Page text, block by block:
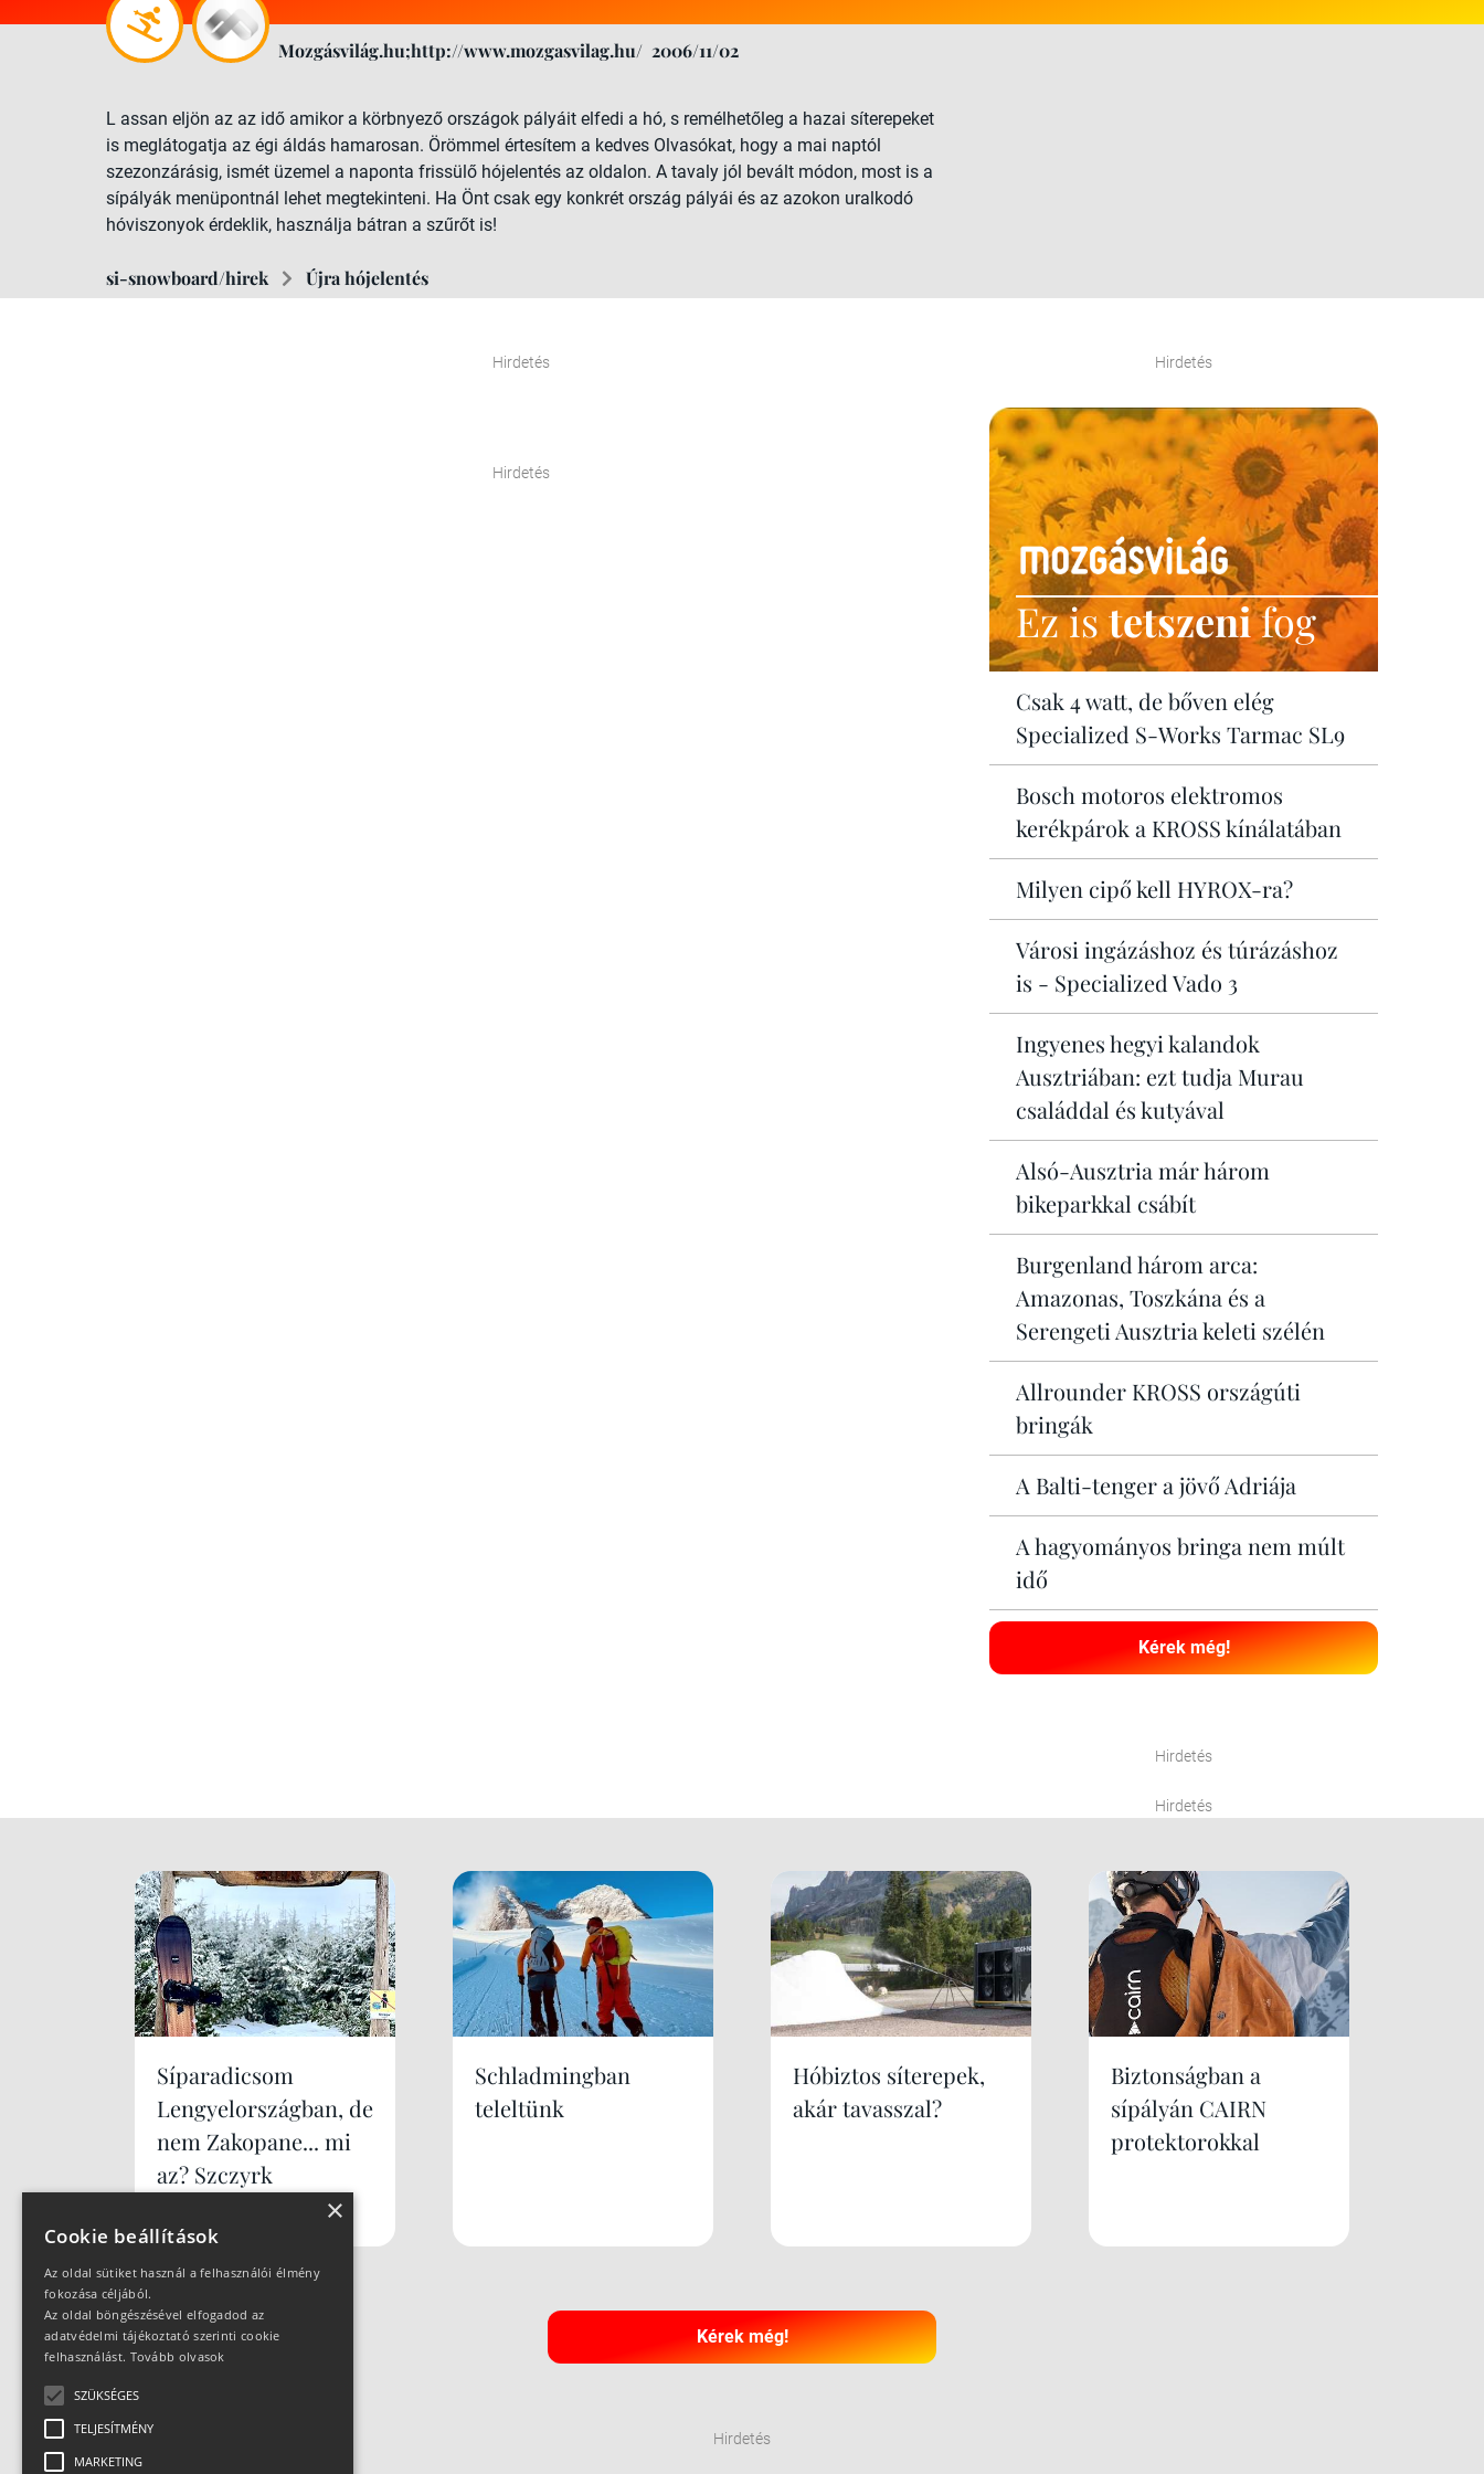
Mozgásvilág.hu;http://www.mozgasvilag.hu/ 2006/11/02
L assan eljön az az idő amikor a körbnyező országok pályáit elfedi a hó, s remélhetőleg a hazai síterepeket
is meglátogatja az égi áldás hamarosan. Örömmel értesítem a kedves Olvasókat, hogy a mai naptól
szezonzárásig, ismét üzemel a naponta frissülő hójelentés az oldalon. A tavaly jól bevált módon, most is a
sípályák menüpontnál lehet megtekinteni. Ha Önt csak egy konkrét ország pályái és az azokon uralkodó
hóviszonyok érdeklik, használja bátran a szűrőt is!
si-snowboard/hirek Újra hójelentés
Hirdetés
Hirdetés
Hirdetés
Ez istetszenifog
Csak 4 watt, de bőven elég
Specialized S-Works Tarmac SL9
Bosch motoros elektromos
kerékpárok a KROSS kínálatában
Milyen cipő kell HYROX-ra?
Városi ingázáshoz és túrázáshoz
is - Specialized Vado 3
Ingyenes hegyi kalandok
Ausztriában: ezt tudja Murau
családdal és kutyával
Alsó-Ausztria már három
bikeparkkal csábít
Burgenland három arca:
Amazonas, Toszkána és a
Serengeti Ausztria keleti szélén
Allrounder KROSS országúti
bringák
A Balti-tenger a jövő Adriája
A hagyományos bringa nem múlt
idő
Kérek még!
Hirdetés
Hirdetés
Síparadicsom
Lengyelországban, de
nem Zakopane... mi
az? Szczyrk
Schladmingban
teleltünk
Hóbiztos síterepek,
akár tavasszal?
Biztonságban a
sípályán CAIRN
protektorokkal
Kérek még!
Hirdetés
×
Cookie beállítások
Az oldal sütiket használ a felhasználói élmény
fokozása céljából.
Az oldal böngészésével elfogadod az
adatvédelmi tájékoztató szerinti cookie
felhasználást. Tovább olvasok
SZÜKSÉGES
TELJESÍTMÉNY
MARKETING